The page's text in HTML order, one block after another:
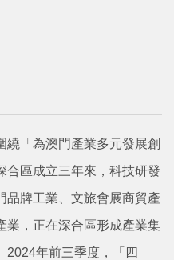
繞「為澳門產業多元發展創
合區成立三年來，科技研發
品牌工業、文旅會展商貿產
業，正在深合區形成產業集
2024年前三季度，「四